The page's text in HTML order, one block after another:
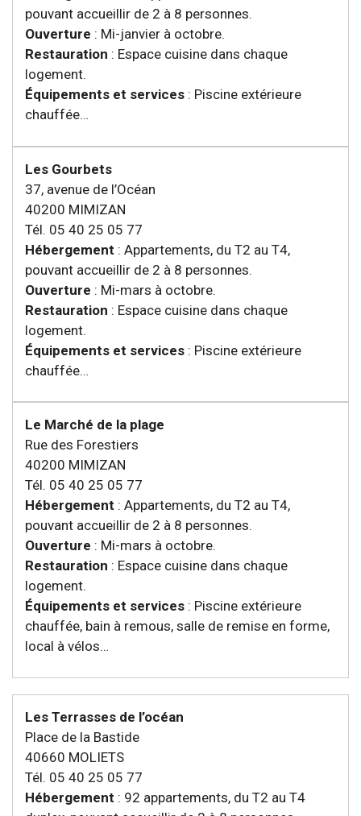
pouvant accueillir de 2 à 8 personnes.
Ouverture : Mi-janvier à octobre.
Restauration : Espace cuisine dans chaque
logement.
Équipements et services : Piscine extérieure
chauffée…
Les Gourbets
37, avenue de l’Océan
40200 MIMIZAN
Tél. 05 40 25 05 77
Hébergement : Appartements, du T2 au T4,
pouvant accueillir de 2 à 8 personnes.
Ouverture : Mi-mars à octobre.
Restauration : Espace cuisine dans chaque
logement.
Équipements et services : Piscine extérieure
chauffée…
Le Marché de la plage
Rue des Forestiers
40200 MIMIZAN
Tél. 05 40 25 05 77
Hébergement : Appartements, du T2 au T4,
pouvant accueillir de 2 à 8 personnes.
Ouverture : Mi-mars à octobre.
Restauration : Espace cuisine dans chaque
logement.
Équipements et services : Piscine extérieure
chauffée, bain à remous, salle de remise en forme,
local à vélos…
Les Terrasses de l’océan
Place de la Bastide
40660 MOLIETS
Tél. 05 40 25 05 77
Hébergement : 92 appartements, du T2 au T4